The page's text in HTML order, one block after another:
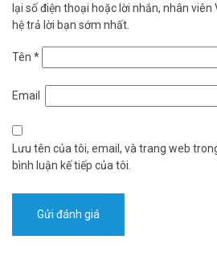
lại số điện thoại hoặc lời nhắn, nhân viên
hệ trả lời bạn sớm nhất.
Tên *
Email
Lưu tên của tôi, email, và trang web
bình luận kế tiếp của tôi.